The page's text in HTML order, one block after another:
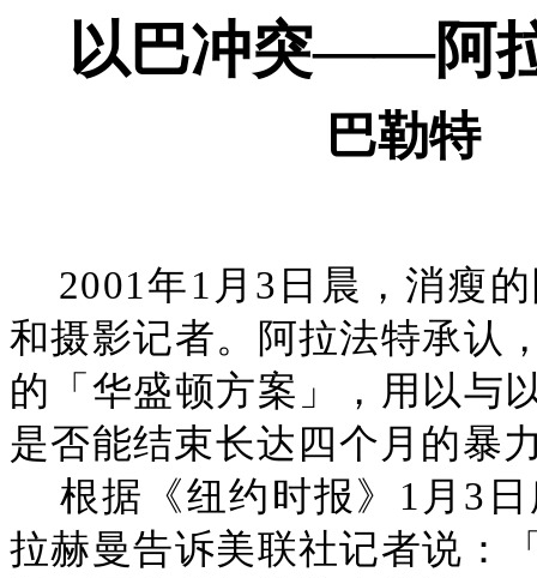
以巴冲突——阿
巴勒特
2001年1月3日晨，消瘦
和摄影记者。阿拉法特承认
的「华盛顿方案」，用以与
是否能结束长达四个月的暴
根据《纽约时报》1月3
拉赫曼告诉美联社记者说：